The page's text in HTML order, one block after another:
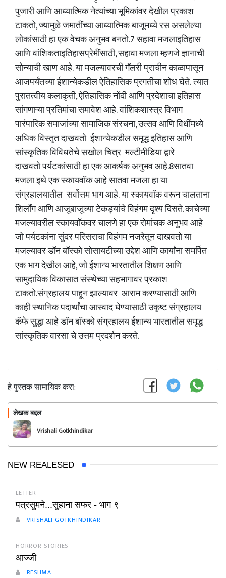
पुजारी आणि आध्यात्मिक नेत्यांच्या भूमिकांवर देखील प्रकाश
टाकतो, ज्यामुळे जमातींच्या आध्यात्मिक बाजूमध्ये रस असलेल्या
लोकांसाठी हा एक वेचक अनुभव बनतो.7 सहावा मजलाइतिहास
आणि वांशिकताइतिहासप्रेमींसाठी, सहावा मजला म्हणजे ज्ञानाची
सोन्याची खाण आहे. या मजल्यावरची गॅलरी प्राचीन काळापासून
आजपर्यंतच्या ईशान्येकडील ऐतिहासिक प्रगतीचा शोध घेते. त्यात
पुरातत्वीय कलाकृती, ऐतिहासिक नोंदी आणि प्रदेशाचा इतिहास
सांगणाऱ्या प्रतिमांचा समावेश आहे. वांशिकशास्त्र विभाग
पारंपारिक समाजांच्या सामाजिक संरचना, उत्सव आणि विधींमध्ये
अधिक विस्तृत दाखवतो ईशान्येकडील समृद्ध इतिहास आणि
सांस्कृतिक विविधतेचे सखोल चित्र मल्टीमीडिया द्वारे
दाखवतो पर्यटकांसाठी हा एक आकर्षक अनुभव आहे.8सातवा
मजला इथे एक स्कायवॉक आहे सातवा मजला हा या
संग्रहालयातील सर्वोत्तम भाग आहे. या स्कायवॉक वरून चालताना
शिलाँग आणि आजूबाजूच्या टेकड्यांचे विहंगम दृश्य दिसते. काचेच्या
मजल्यावरील स्कायवॉकवर चालणे हा एक रोमांचक अनुभव आहे
जो पर्यटकांना सुंदर परिसराचा विहंगम नजरेतून दाखवतो या
मजल्यावर डॉन बॉस्को सोसायटीच्या उद्देश आणि कार्यांना समर्पित
एक भाग देखील आहे, जो ईशान्य भारतातील शिक्षण आणि
सामुदायिक विकासात संस्थेच्या सहभागावर प्रकाश
टाकतो.संग्रहालय पाहून झाल्यावर आराम करण्यासाठी आणि
काही स्थानिक पदार्थांचा आस्वाद घेण्यासाठी उकृष्ट संग्रहालय
कॅफे सुद्धा आहे डॉन बॉस्को संग्रहालय ईशान्य भारतातील समृद्ध
सांस्कृतिक वारसा चे उत्तम प्रदर्शन करते.
हे पुस्तक सामायिक करा:
लेखक बद्दल
Vrishali Gotkhindikar
NEW REALESED
LETTER
पत्रसुमने...सुहाना सफर - भाग ९
VRISHALI GOTKHINDIKAR
HORROR STORIES
आज्जी
RESHMA